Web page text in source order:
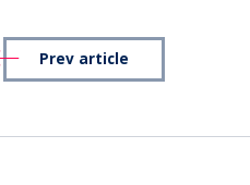
Prev article